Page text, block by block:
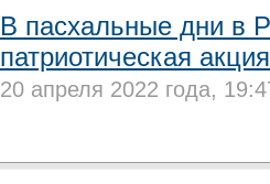
В пасхальные дни в
патриотическая
20 апреля 2022 года,